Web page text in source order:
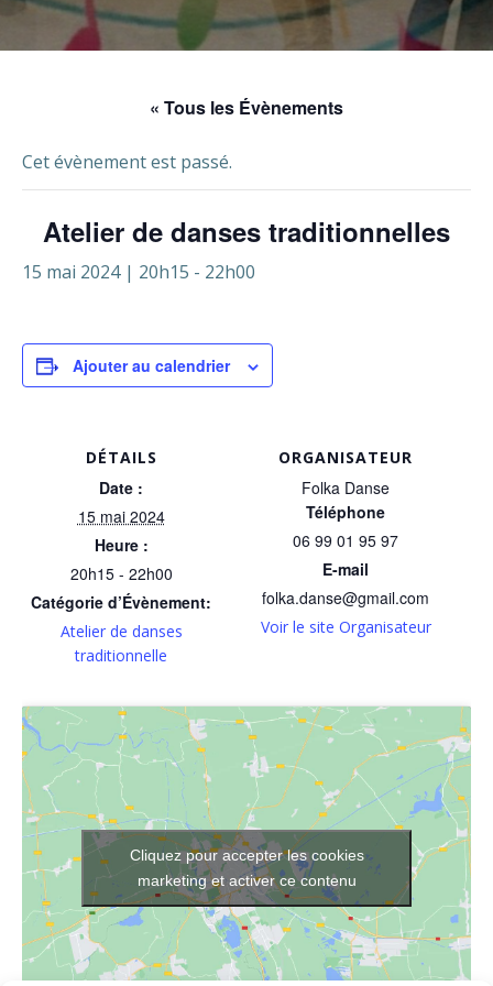
« Tous les Évènements
Cet évènement est passé.
Atelier de danses traditionnelles
15 mai 2024 | 20h15 - 22h00
Ajouter au calendrier
DÉTAILS
Date :
15 mai 2024
Heure :
20h15 - 22h00
Catégorie d’Évènement:
Atelier de danses
traditionnelle
ORGANISATEUR
Folka Danse
Téléphone
06 99 01 95 97
E-mail
folka.danse@gmail.com
Voir le site Organisateur
Cliquez pour accepter les cookies
marketing et activer ce contenu